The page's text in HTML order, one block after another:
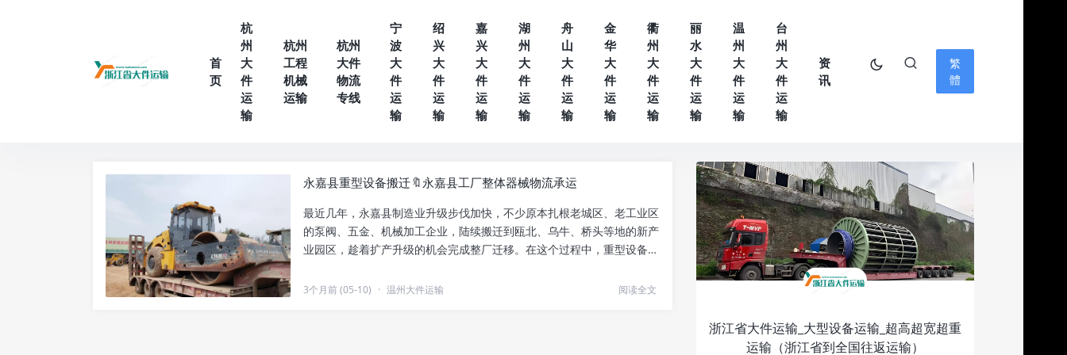
首
页
杭
州
大
件
运
输
杭州
工程
机械
运输
杭州
大件
物流
专线
宁
波
大
件
运
输
绍
兴
大
件
运
输
嘉
兴
大
件
运
输
湖
州
大
件
运
输
舟
山
大
件
运
输
金
华
大
件
运
输
衢
州
大
件
运
输
丽
水
大
件
运
输
温
州
大
件
运
输
台
州
大
件
运
输
资
讯
繁
體
永嘉县重型设备搬迁🔖永嘉县工厂整体器械物流承运
最近几年，永嘉县制造业升级步伐加快，不少原本扎根老城区、老工业区
的泵阀、五金、机械加工企业，陆续搬迁到瓯北、乌牛、桥头等地的新产
业园区，趁着扩产升级的机会完成整厂迁移。在这个过程中，重型设备搬
3个月前 (05-10) · 温州大件运输 阅读全文
浙江省大件运输_大型设备运输_超高超宽超重
运输（浙江省到全国往返运输）